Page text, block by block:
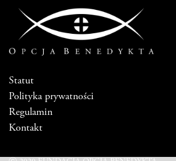
Statut
Polityka prywatności
Regulamin
Kontakt